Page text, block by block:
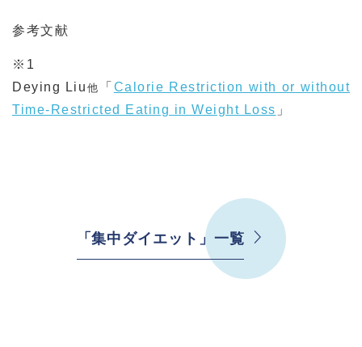
参考文献
※1
Deying
Liu 他 「 Calorie Restriction with or without
Time-Restricted Eating in Weight Loss 」
「集中ダイエット」一覧